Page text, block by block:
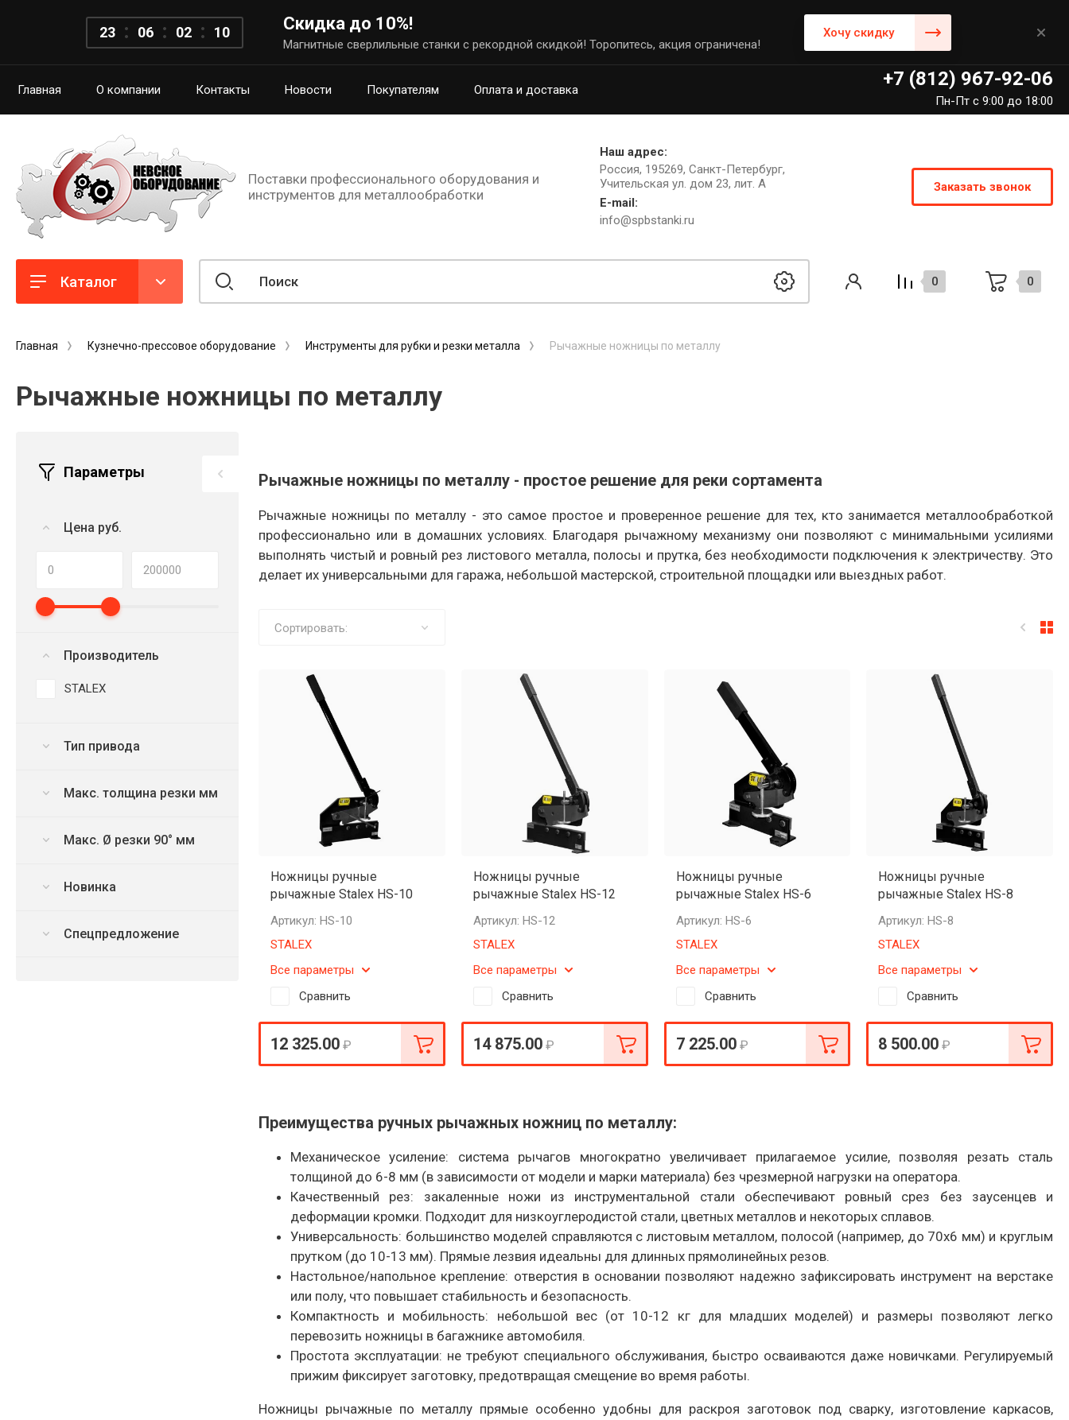
23 06 02 09 Скидка до 10%!
Магнитные сверлильные станки с рекордной скидкой! Торопитесь, акция ограничена!
Хочу скидку
Главная О компании Контакты Новости Покупателям Оплата и доставка
+7 (812) 967-92-06
Пн-Пт с 9:00 до 18:00
Поставки профессионального оборудования и
инструментов для металлообработки
Наш адрес:
Россия, 195269, Санкт-Петербург,
Учительская ул. дом 23, лит. А
E-mail:
info@spbstanki.ru
Заказать звонок
Каталог 0 0
Главная Кузнечно-прессовое оборудование Инструменты для рубки и резки металла Рычажные ножницы по металлу
Рычажные ножницы по металлу
Параметры
Цена руб.
Производитель
STALEX
Тип привода
Макс. толщина резки мм
Макс. Ø резки 90° мм
Новинка
Спецпредложение
Рычажные ножницы по металлу - простое решение для реки сортамента
Рычажные ножницы по металлу - это самое простое и проверенное решение для тех, кто занимается металлообработкой
профессионально или в домашних условиях. Благодаря рычажному механизму они позволяют с минимальными усилиями
выполнять чистый и ровный рез листового металла, полосы и прутка, без необходимости подключения к электричеству. Это
делает их универсальными для гаража, небольшой мастерской, строительной площадки или выездных работ.
Сортировать:
Ножницы ручные
рычажные Stalex HS-10
Артикул: HS-10
STALEX
Все параметры
Сравнить
12 325.00 ₽
Ножницы ручные
рычажные Stalex HS-12
Артикул: HS-12
STALEX
Все параметры
Сравнить
14 875.00 ₽
Ножницы ручные
рычажные Stalex HS-6
Артикул: HS-6
STALEX
Все параметры
Сравнить
7 225.00 ₽
Ножницы ручные
рычажные Stalex HS-8
Артикул: HS-8
STALEX
Все параметры
Сравнить
8 500.00 ₽
Преимущества ручных рычажных ножниц по металлу:
Механическое усиление: система рычагов многократно увеличивает прилагаемое усилие, позволяя резать сталь
толщиной до 6-8 мм (в зависимости от модели и марки материала) без чрезмерной нагрузки на оператора.
Качественный рез: закаленные ножи из инструментальной стали обеспечивают ровный срез без заусенцев и
деформации кромки. Подходит для низкоуглеродистой стали, цветных металлов и некоторых сплавов.
Универсальность: большинство моделей справляются с листовым металлом, полосой (например, до 70х6 мм) и круглым
прутком (до 10-13 мм). Прямые лезвия идеальны для длинных прямолинейных резов.
Настольное/напольное крепление: отверстия в основании позволяют надежно зафиксировать инструмент на верстаке
или полу, что повышает стабильность и безопасность.
Компактность и мобильность: небольшой вес (от 10-12 кг для младших моделей) и размеры позволяют легко
перевозить ножницы в багажнике автомобиля.
Простота эксплуатации: не требуют специального обслуживания, быстро осваиваются даже новичками. Регулируемый
прижим фиксирует заготовку, предотвращая смещение во время работы.
Ножницы рычажные по металлу прямые особенно удобны для раскроя заготовок под сварку, изготовление каркасов,